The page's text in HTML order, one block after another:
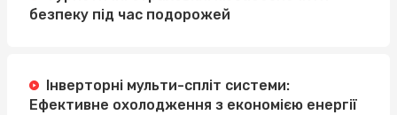
безпеку під час подорожей
Інверторні мульти-спліт системи:
Ефективне охолодження з економією енергії